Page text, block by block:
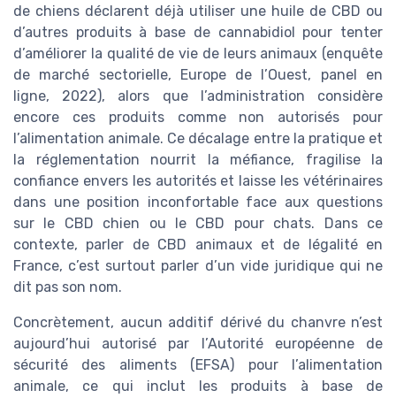
de chiens déclarent déjà utiliser une huile de CBD ou
d’autres produits à base de cannabidiol pour tenter
d’améliorer la qualité de vie de leurs animaux (enquête
de marché sectorielle, Europe de l’Ouest, panel en
ligne, 2022), alors que l’administration considère
encore ces produits comme non autorisés pour
l’alimentation animale. Ce décalage entre la pratique et
la réglementation nourrit la méfiance, fragilise la
confiance envers les autorités et laisse les vétérinaires
dans une position inconfortable face aux questions
sur le CBD chien ou le CBD pour chats. Dans ce
contexte, parler de CBD animaux et de légalité en
France, c’est surtout parler d’un vide juridique qui ne
dit pas son nom.
Concrètement, aucun additif dérivé du chanvre n’est
aujourd’hui autorisé par l’Autorité européenne de
sécurité des aliments (EFSA) pour l’alimentation
animale, ce qui inclut les produits à base de